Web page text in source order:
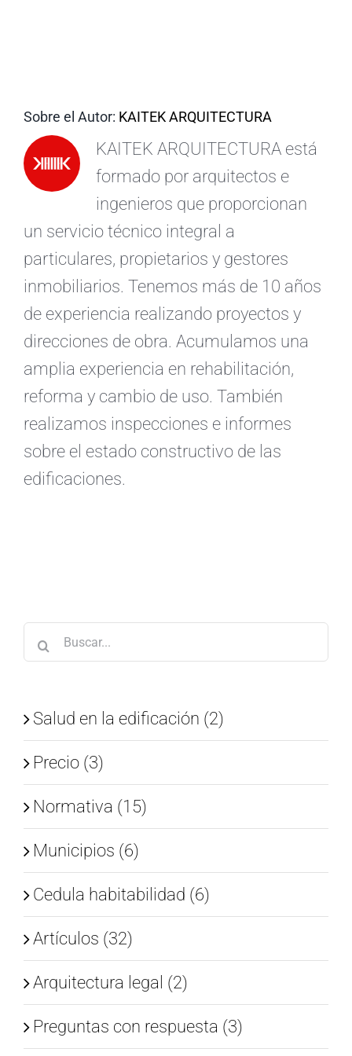
Sobre el Autor: KAITEK ARQUITECTURA
KAITEK ARQUITECTURA está
formado por arquitectos e
ingenieros que proporcionan
un servicio técnico integral a
particulares, propietarios y gestores
inmobiliarios. Tenemos más de 10 años
de experiencia realizando proyectos y
direcciones de obra. Acumulamos una
amplia experiencia en rehabilitación,
reforma y cambio de uso. También
realizamos inspecciones e informes
sobre el estado constructivo de las
edificaciones.
Buscar:
Salud en la edificación (2)
Precio (3)
Normativa (15)
Municipios (6)
Cedula habitabilidad (6)
Artículos (32)
Arquitectura legal (2)
Preguntas con respuesta (3)